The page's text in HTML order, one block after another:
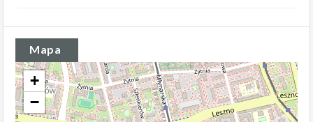
Mapa
+
−